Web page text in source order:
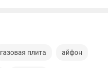
газовая плита айфон